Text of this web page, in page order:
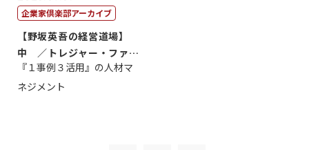
企業家倶楽部アーカイブ
【野坂英吾の経営道場】
中 ／トレジャー・ファク
トリー社長野坂...
『１事例３活用』の人材マ
ネジメント